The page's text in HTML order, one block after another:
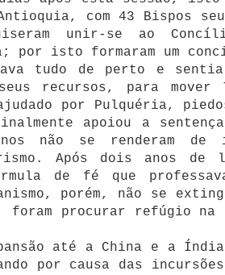
com 43 Bispos
unir-se ao
por isto formaram um
tudo de perto e
recursos, para
por Pulquéria,
apoiou a
não se renderam de
Após dois anos de
de fé que
porém, não se
foram procurar refúgio na
até a China e a
por causa das